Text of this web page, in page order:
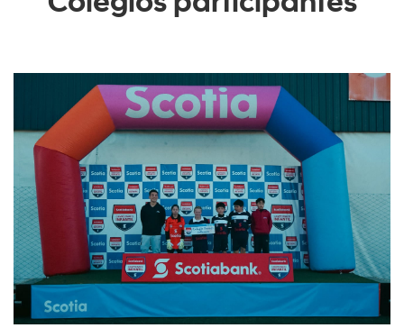
Colegios participantes